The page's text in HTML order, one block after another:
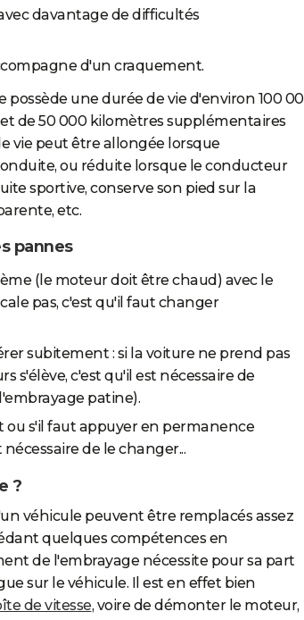
davantage de difficultés
d'un craquement.
une durée de vie d'environ 100 00
de 50 000 kilomètres supplémentaires
vie peut être allongée lorsque
ou réduite lorsque le conducteur
sportive, conserve son pied sur la
etc.
pannes
(le moteur doit être chaud) avec le
pas, c'est qu'il faut changer
subitement : si la voiture ne prend pas
s'élève, c'est qu'il est nécessaire de
patine).
ou s'il faut appuyer en permanence
de le changer...
?
véhicule peuvent être remplacés assez
quelques compétences en
de l'embrayage nécessite pour sa part
sur le véhicule. Il est en effet bien
de vitesse, voire de démonter le moteur,